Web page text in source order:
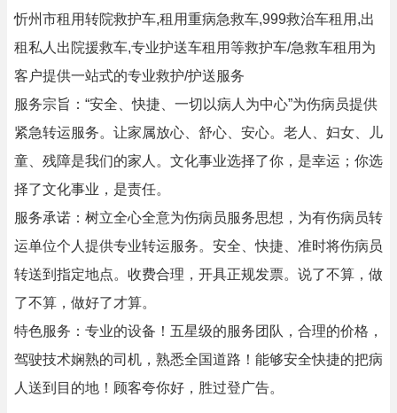
忻州市租用转院救护车,租用重病急救车,999救治车租用,出
租私人出院援救车,专业护送车租用等救护车/急救车租用为
客户提供一站式的专业救护/护送服务
服务宗旨：“安全、快捷、一切以病人为中心”为伤病员提供
紧急转运服务。让家属放心、舒心、安心。老人、妇女、儿
童、残障是我们的家人。文化事业选择了你，是幸运；你选
择了文化事业，是责任。
服务承诺：树立全心全意为伤病员服务思想，为有伤病员转
运单位个人提供专业转运服务。安全、快捷、准时将伤病员
转送到指定地点。收费合理，开具正规发票。说了不算，做
了不算，做好了才算。
特色服务：专业的设备！五星级的服务团队，合理的价格，
驾驶技术娴熟的司机，熟悉全国道路！能够安全快捷的把病
人送到目的地！顾客夸你好，胜过登广告。